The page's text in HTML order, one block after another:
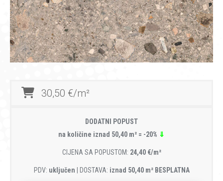
30,50 €/m²
DODATNI POPUST
na količine iznad 50,40 m² = -20% ⇓
CIJENA SA POPUSTOM: 24,40 €/m²
PDV: uključen | DOSTAVA: iznad 50,40 m² BESPLATNA